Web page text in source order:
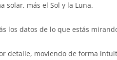
solar, más el Sol y la Luna.
los datos de lo que estás
detalle, moviendo de forma